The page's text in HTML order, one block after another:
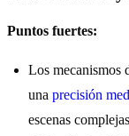
Puntos fuertes:
Los mecanismos
una precisión
escenas